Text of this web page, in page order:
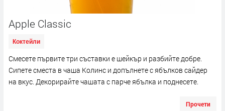
Apple Classic
Коктейли
Смесете първите три съставки е шейкър и разбийте добре.
Сипете сместа в чаша Колинс и допълнете с ябълков сайдер
на вкус. Декорирайте чашата с парче ябълка и поднесете.
Прочети